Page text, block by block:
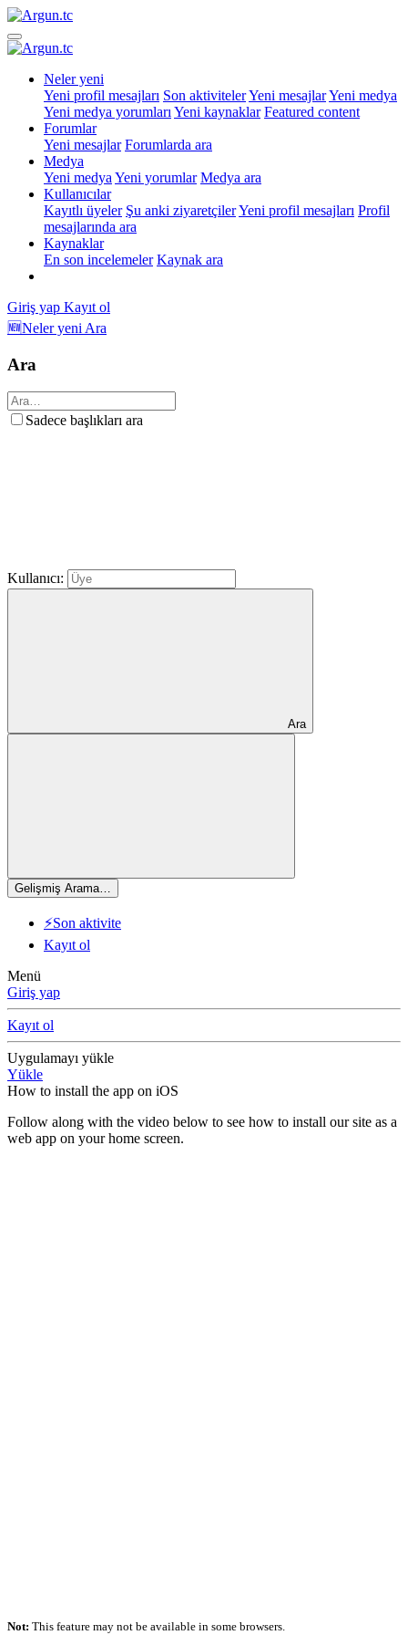
Neler yeni
Yeni profil mesajları Son aktivitelerYeni mesajlarYeni medya
Yeni medya yorumları Yeni kaynaklar Featured content
Forumlar
Yeni mesajlar Forumlarda ara
Medya
Yeni medya Yeni yorumlar Medya ara
Kullanıcılar
Kayıtlı üyeler Şu anki ziyaretçilerYeni profil mesajları Profil
mesajlarında ara
Kaynaklar
En son incelemeler Kaynak ara
Giriş yap Kayıt ol
🆕Neler yeni Ara
Ara
Sadece başlıkları ara
Kullanıcı:
Ara
Gelişmiş Arama…
⚡Son aktivite
Kayıt ol
Menü
Giriş yap
Kayıt ol
Uygulamayı yükle
Yükle
How to install the app on iOS
Follow along with the video below to see how to install our site as a
web app on your home screen.
Not: This feature may not be available in some browsers.